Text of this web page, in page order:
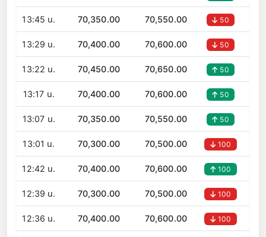
13:45 น. 70,350.00 70,550.00 50
13:29 น. 70,400.00 70,600.00 50
13:22 น. 70,450.00 70,650.00 50
13:17 น. 70,400.00 70,600.00 50
13:07 น. 70,350.00 70,550.00 50
13:01 น. 70,300.00 70,500.00 100
12:42 น. 70,400.00 70,600.00 100
12:39 น. 70,300.00 70,500.00 100
12:36 น. 70,400.00 70,600.00 100